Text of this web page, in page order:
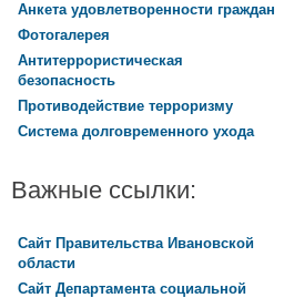
Анкета удовлетворенности граждан
Фотогалерея
Антитеррористическая
безопасность
Противодействие терроризму
Система долговременного ухода
Важные ссылки:
Сайт Правительства Ивановской
области
Сайт Департамента социальной